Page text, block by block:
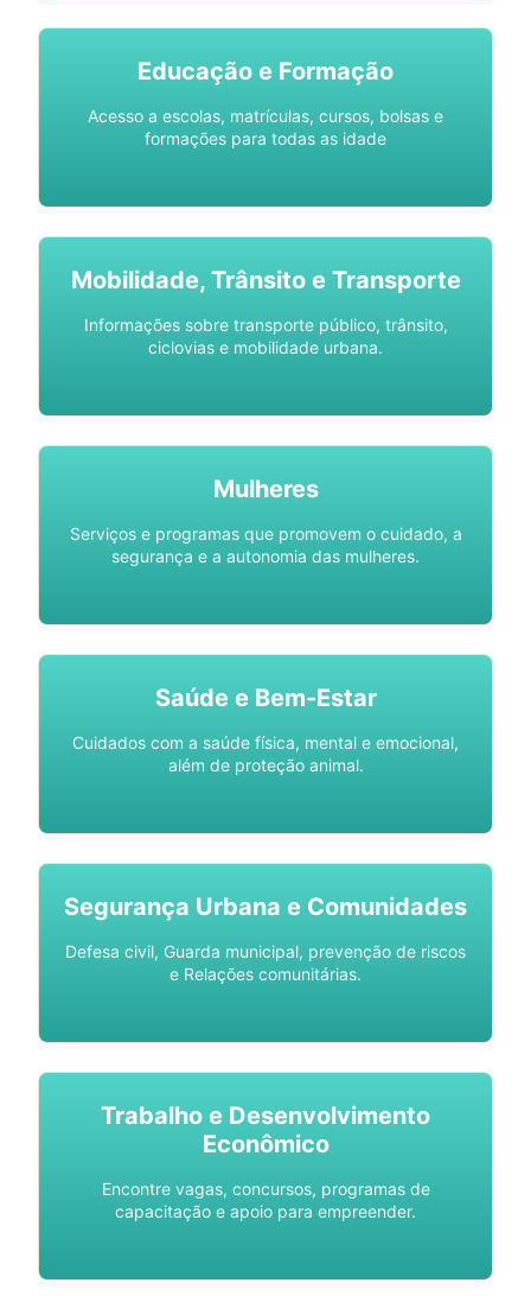
Educação e Formação
Acesso a escolas, matrículas, cursos, bolsas e
formações para todas as idade
Mobilidade, Trânsito e Transporte
Informações sobre transporte público, trânsito,
ciclovias e mobilidade urbana.
Mulheres
Serviços e programas que promovem o cuidado, a
segurança e a autonomia das mulheres.
Saúde e Bem-Estar
Cuidados com a saúde física, mental e emocional,
além de proteção animal.
Segurança Urbana e Comunidades
Defesa civil, Guarda municipal, prevenção de riscos
e Relações comunitárias.
Trabalho e Desenvolvimento
Econômico
Encontre vagas, concursos, programas de
capacitação e apoio para empreender.